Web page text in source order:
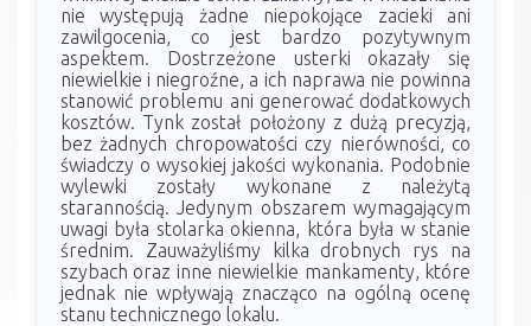
nie występują żadne niepokojące zacieki ani
zawilgocenia, co jest bardzo pozytywnym
aspektem. Dostrzeżone usterki okazały się
niewielkie i niegroźne, a ich naprawa nie powinna
stanowić problemu ani generować dodatkowych
kosztów. Tynk został położony z dużą precyzją,
bez żadnych chropowatości czy nierówności, co
świadczy o wysokiej jakości wykonania. Podobnie
wylewki zostały wykonane z należytą
starannością. Jedynym obszarem wymagającym
uwagi była stolarka okienna, która była w stanie
średnim. Zauważyliśmy kilka drobnych rys na
szybach oraz inne niewielkie mankamenty, które
jednak nie wpływają znacząco na ogólną ocenę
stanu technicznego lokalu.